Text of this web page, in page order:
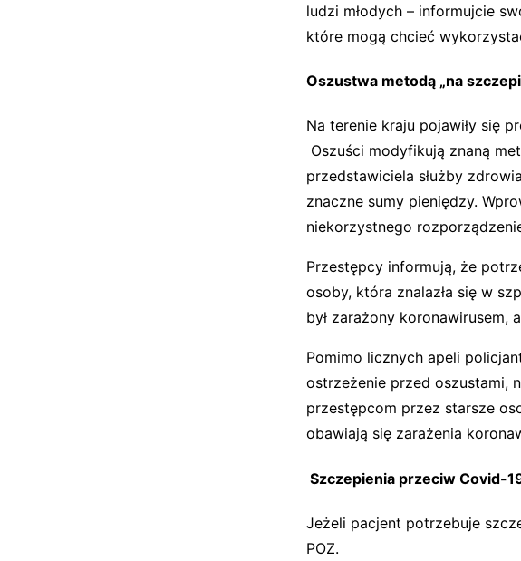
ludzi młodych – informujcie
które mogą chcieć
Oszustwa metodą „na
Na terenie kraju pojawiły się
Oszuści modyfikują znaną
przedstawiciela służby
znaczne sumy pieniędzy.
niekorzystnego
Przestępcy informują, że
osoby, która znalazła się w
był zarażony koronawirusem,
Pomimo licznych apeli
ostrzeżenie przed oszustami,
przestępcom przez starsze
obawiają się zarażenia
Szczepienia przeciw Covid-
Jeżeli pacjent potrzebuje
POZ.